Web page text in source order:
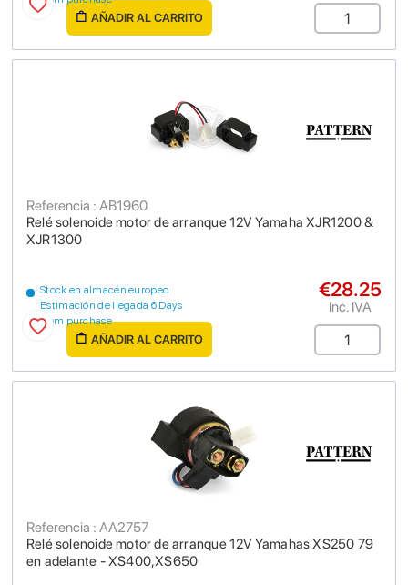
AÑADIR AL CARRITO
Relé solenoide motor de arranque 12V Yamaha XJR1200 &
XJR1300
Referencia : AB1960
Stock en almacén europeo
Estimación de llegada 6 Days
from purchase
€28.25
Inc. IVA
AÑADIR AL CARRITO
Relé solenoide motor de arranque 12V Yamahas XS250 79
en adelante - XS400,XS650
Referencia : AA2757